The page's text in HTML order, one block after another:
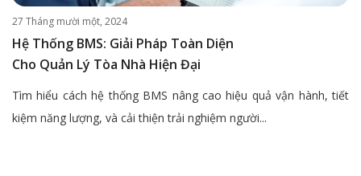
27 Tháng mười một, 2024
Hệ Thống BMS: Giải Pháp Toàn Diện
Cho Quản Lý Tòa Nhà Hiện Đại
Tìm hiểu cách hệ thống BMS nâng cao hiệu quả vận hành, tiết
kiệm năng lượng, và cải thiện trải nghiệm người...